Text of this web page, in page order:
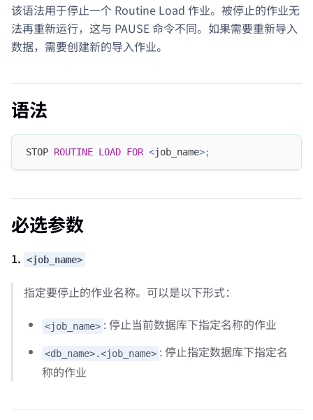
该语法用于停止一个 Routine Load 作业。被停止的作业无
法再重新运行，这与 PAUSE 命令不同。如果需要重新导入
数据，需要创建新的导入作业。
语法
STOP ROUTINE LOAD FOR <job_name>;
必选参数
1. <job_name>
指定要停止的作业名称。可以是以下形式：
<job_name> : 停止当前数据库下指定名称的作业
<db_name>.<job_name> : 停止指定数据库下指定名
称的作业